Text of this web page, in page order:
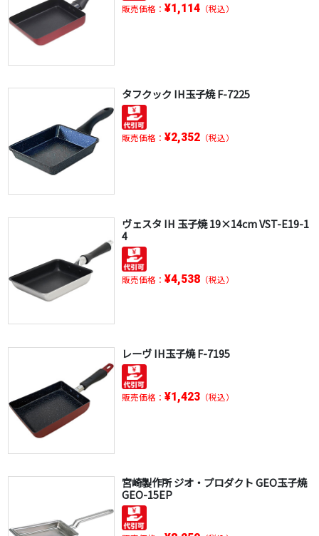
販売価格： ¥1,114（税込）
タフクック IH玉子焼 F-7225
販売価格： ¥2,352（税込）
ヴェスタ IH 玉子焼 19×14cm VST-E19-1
4
販売価格： ¥4,538（税込）
レーヴ IH玉子焼 F-7195
販売価格： ¥1,423（税込）
宮崎製作所 ジオ・プロダクト GEO玉子焼
GEO-15EP